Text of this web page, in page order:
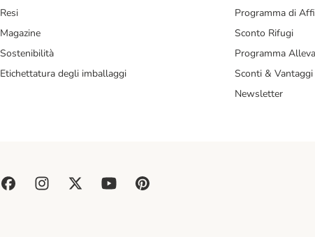
Resi
Magazine
Sostenibilità
Etichettatura degli imballaggi
Programma di
Sconto Rifugi
Programma
Sconti & Vantaggi
Newsletter